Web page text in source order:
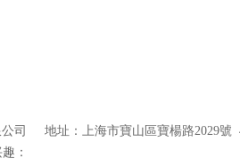
公司 地址：上海市寶山區寶楊路2029號
：